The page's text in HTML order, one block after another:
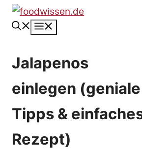
Zum
Inhalt
Jalapenos
einlegen (geniale
Tipps &
Rezept)